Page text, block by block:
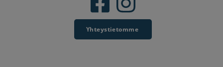
Yhteystietomme